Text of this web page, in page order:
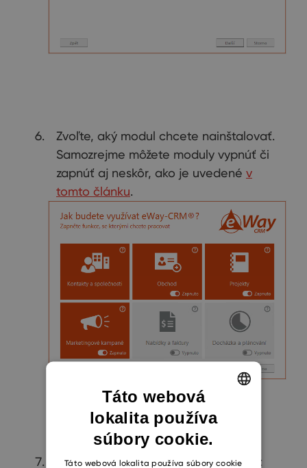
Zvoľte, aký modul chcete nainštalovať.
Samozrejme môžete moduly vypnúť či
zapnúť aj neskôr, ako je uvedené v
tomto článku.
V ďalšom kroku môžete špecifikovať:
ENGLISH
SLOVAK
Táto webová
lokalita používa
súbory cookie.
Táto webová lokalita používa súbory cookie